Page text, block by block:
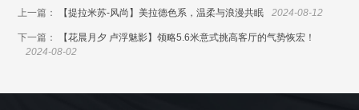
上一篇： 【提拉米苏-风尚】美拉德色系，温柔与浪漫共眠 2024-08-12
下一篇：
【花晨月夕 卢浮魅影】领略5.6米意式挑高客厅的气势恢宏！
2024-08-02